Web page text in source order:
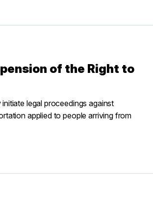
of the Right to
legal proceedings against
applied to people arriving from